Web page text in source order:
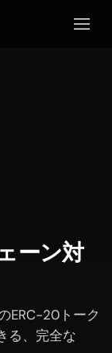
モバ
ーン対
ERC-20トーク
る、完全な